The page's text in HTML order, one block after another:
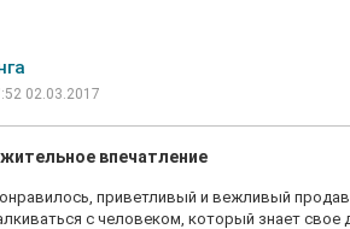
02.03.2017
впечатление
приветливый и вежливый
с человеком, который знает свое